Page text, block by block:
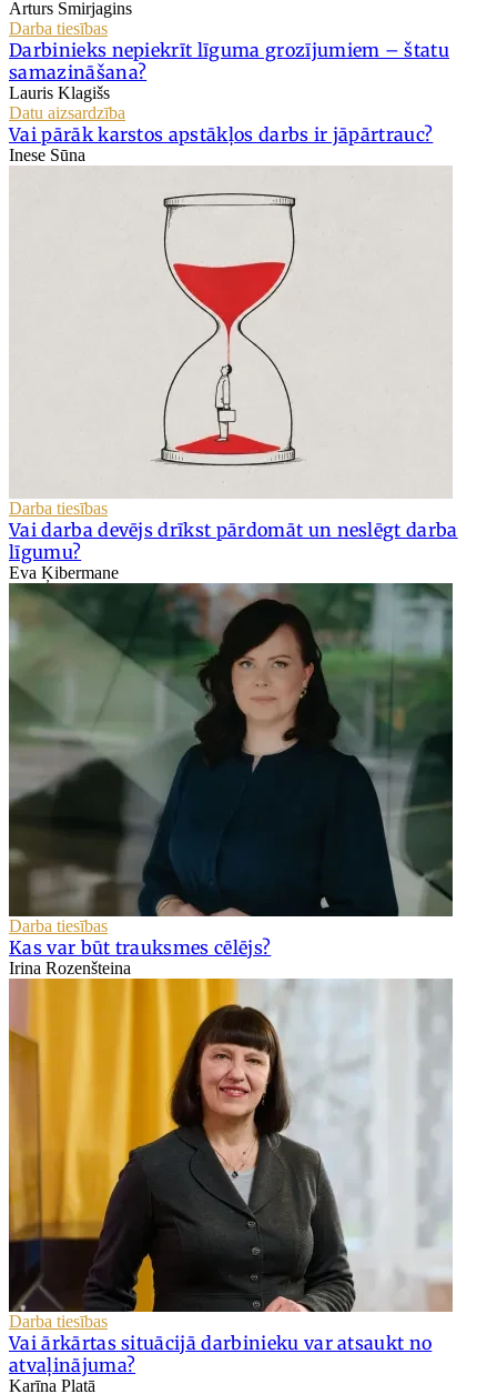
Arturs Smirjagins
Darba tiesības
Darbinieks nepiekrīt līguma grozījumiem – štatu
samazināšana?
Lauris Klagišs
Datu aizsardzība
Vai pārāk karstos apstākļos darbs ir jāpārtrauc?
Inese Sūna
Darba tiesības
Vai darba devējs drīkst pārdomāt un neslēgt darba
līgumu?
Eva Ķibermane
Darba tiesības
Kas var būt trauksmes cēlējs?
Irina Rozenšteina
Darba tiesības
Vai ārkārtas situācijā darbinieku var atsaukt no
atvaļinājuma?
Karīna Platā